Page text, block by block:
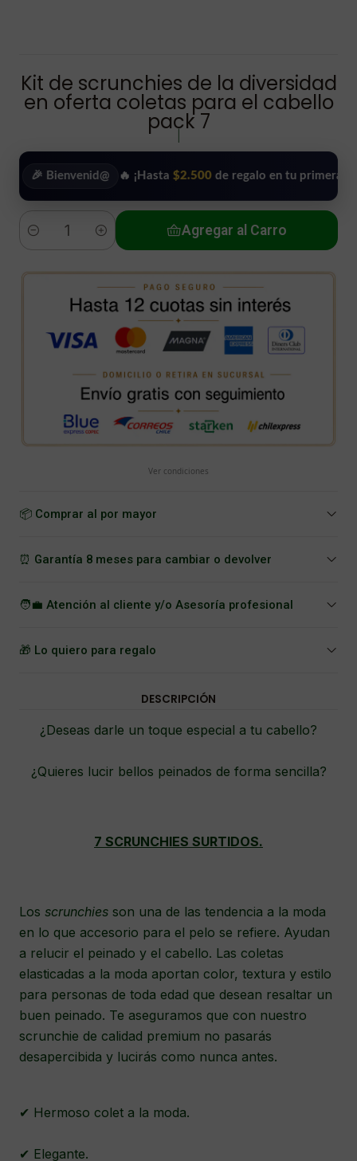
Kit de scrunchies de la diversidad
en oferta coletas para el cabello
pack 7
🔥 ¡Hasta$2.500de regalo en tu primera compra!
Cantidad
Agregar al Carro
Ver condiciones
📦 Comprar al por mayor
⏰ Garantía 8 meses para cambiar o devolver
🧑‍💼 Atención al cliente y/o Asesoría profesional
🎁 Lo quiero para regalo
DESCRIPCIÓN
¿Deseas darle un toque especial a tu cabello?
¿Quieres lucir bellos peinados de forma sencilla?
7 SCRUNCHIES SURTIDOS.
Los scrunchies son una de las tendencia a la moda
en lo que accesorio para el pelo se refiere. Ayudan
a relucir el peinado y el cabello. Las coletas
elasticadas a la moda aportan color, textura y estilo
para personas de toda edad que desean resaltar un
buen peinado. Te aseguramos que con nuestro
scrunchie de calidad premium no pasarás
desapercibida y lucirás como nunca antes.
✔ Hermoso colet a la moda.
✔ Elegante.